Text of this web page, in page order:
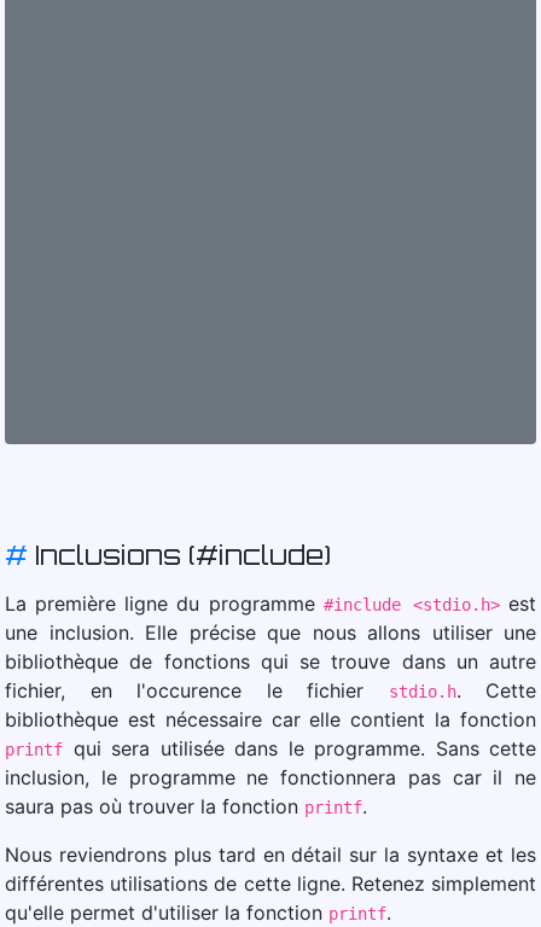
# Inclusions (#include)
La première ligne du programme #include <stdio.h>est
une inclusion. Elle précise que nous allons utiliser une
bibliothèque de fonctions qui se trouve dans un autre
fichier, en l'occurence le fichier
stdio.h. Cette
bibliothèque est nécessaire car elle contient la fonction
printf qui sera utilisée dans le programme. Sans cette
inclusion, le programme ne fonctionnera pas car il ne
saura pas où trouver la fonction printf.
Nous reviendrons plus tard en détail sur la syntaxe et les
différentes utilisations de cette ligne. Retenez simplement
qu'elle permet d'utiliser la fonction printf.